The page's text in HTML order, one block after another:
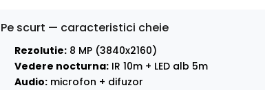
Pe scurt — caracteristici cheie
Rezolutie: 8 MP (3840x2160)
Vedere nocturna: IR 10m + LED alb 5m
Audio: microfon + difuzor